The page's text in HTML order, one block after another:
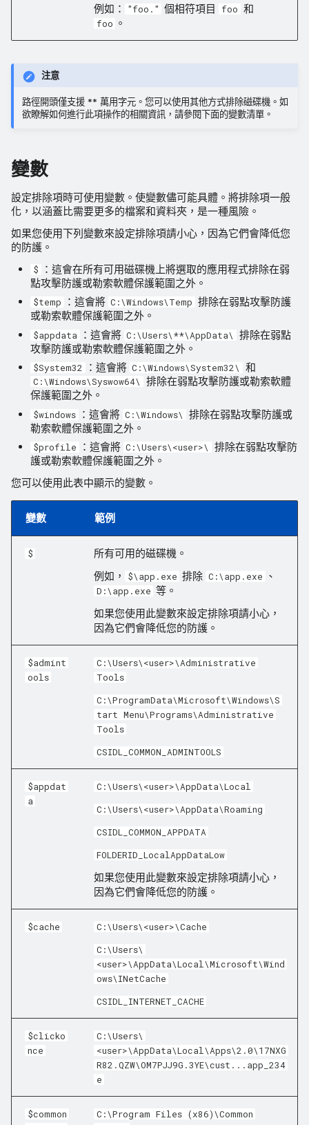
例如：
"foo." 個相符項目 foo 和
foo 。
注意
路徑開頭僅支援 ** 萬用字元。您可以使用其他方式排除磁碟機。如
欲瞭解如何進行此項操作的相關資訊，請參閱下面的變數清單。
變數
設定排除項時可使用變數。使變數儘可能具體。將排除項一般
化，以涵蓋比需要更多的檔案和資料夾，是一種風險。
如果您使用下列變數來設定排除項請小心，因為它們會降低您
的防護。
$
：這會在所有可用磁碟機上將選取的應用程式排除在弱
點攻擊防護或勒索軟體保護範圍之外。
$temp ：這會將 C:\Windows\Temp 排除在弱點攻擊防護
或勒索軟體保護範圍之外。
$appdata ：這會將 C:\Users\**\AppData\
排除在弱點
攻擊防護或勒索軟體保護範圍之外。
$System32 ：這會將 C:\Windows\System32\ 和
C:\Windows\Syswow64\
排除在弱點攻擊防護或勒索軟體
保護範圍之外。
$windows ：這會將 C:\Windows\
排除在弱點攻擊防護或
勒索軟體保護範圍之外。
$profile ：這會將 C:\Users\<user>\
排除在弱點攻擊防
護或勒索軟體保護範圍之外。
您可以使用此表中顯示的變數。
變數 範例
$
所有可用的磁碟機。
例如，
$\app.exe 排除 C:\app.exe 、
D:\app.exe 等。
如果您使用此變數來設定排除項請小心，
因為它們會降低您的防護。
$admint
ools
C:\Users\<user>\Administrative
Tools
C:\ProgramData\Microsoft\Windows\S
tart Menu\Programs\Administrative
Tools
CSIDL_COMMON_ADMINTOOLS
$appdat
a
C:\Users\<user>\AppData\Local
C:\Users\<user>\AppData\Roaming
CSIDL_COMMON_APPDATA
FOLDERID_LocalAppDataLow
如果您使用此變數來設定排除項請小心，
因為它們會降低您的防護。
$cache C:\Users\<user>\Cache
C:\Users\
<user>\AppData\Local\Microsoft\Wind
ows\INetCache
CSIDL_INTERNET_CACHE
$clicko
nce
C:\Users\
<user>\AppData\Local\Apps\2.0\17NXG
R82.QZW\OM7PJJ9G.3YE\cust...app_234
e
$common
C:\Program Files (x86)\Common